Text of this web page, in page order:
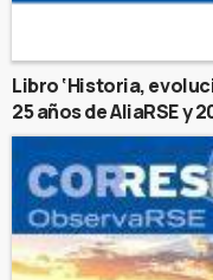
Libro ‘Historia,
25 años de AliaRSE y